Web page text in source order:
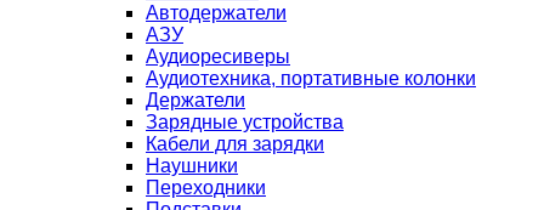
Автодержатели
АЗУ
Аудиоресиверы
Аудиотехника, портативные колонки
Держатели
Зарядные устройства
Кабели для зарядки
Наушники
Переходники